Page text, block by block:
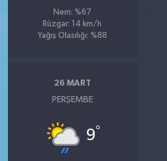
Nem: %67
Rüzgar: 14 km/h
Yağış Olasılığı: %88
26 MART
PERŞEMBE
9°